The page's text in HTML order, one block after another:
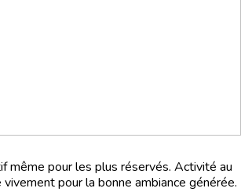
même pour les plus réservés. Activité au
pour la bonne ambiance générée.